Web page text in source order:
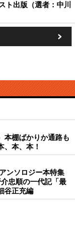
ト出版（選者：中川
本棚ばかりか通路も
、本、本！
ンソロジー本特集
忠順の一代記「最
谷正充編